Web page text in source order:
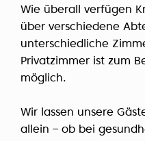
Wie überall verfügen
über verschiedene
unterschiedliche
Privatzimmer ist zum
möglich.
Wir lassen unsere
allein – ob bei